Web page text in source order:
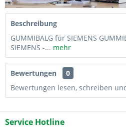
Beschreibung
GUMMIBALG für SIEMENS
SIEMENS -... mehr
Bewertungen
0
Bewertungen lesen, schreiben
Service Hotline